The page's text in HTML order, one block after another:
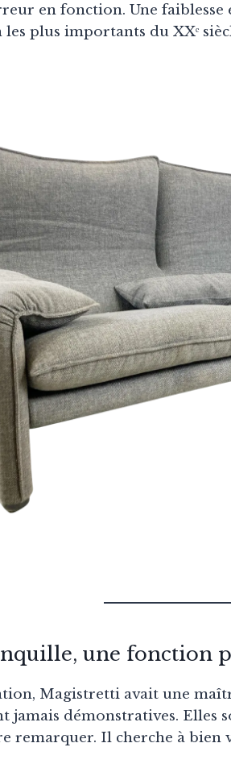
en fonction. Une faiblesse
les plus importants du XXᵉ
une fonction
Magistretti avait une
jamais démonstratives. Elles
remarquer. Il cherche à bien